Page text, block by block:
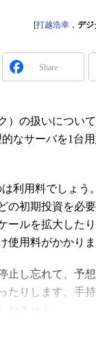
[打越浩幸 ， デジ
Share
）の扱いについ
なサーバを1台
利用料でしょう
の初期投資を必
ールを拡大した
用料がかかりま
止し忘れて、予
たりします。手
れません。